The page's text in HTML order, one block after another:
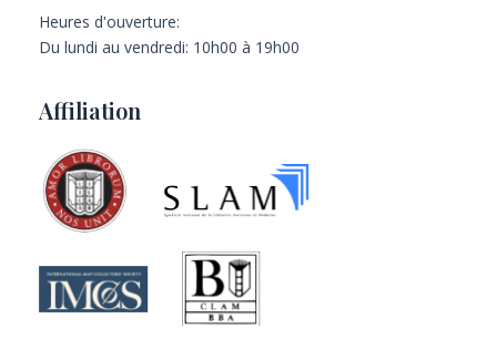
Heures d'ouverture:
Du lundi au vendredi: 10h00 à 19h00
Affiliation